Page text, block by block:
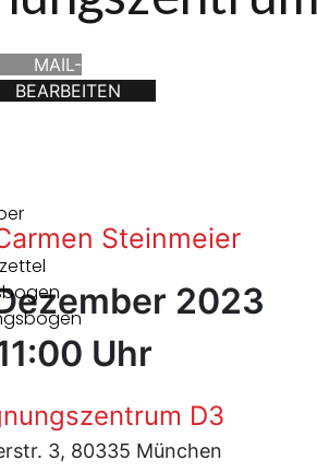
MAIL-
BEARBEITEN
Steinmeier
2023
Uhr
D3
3, 80335 München